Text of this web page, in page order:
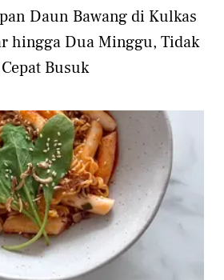
Daun Bawang di Kulkas
hingga Dua Minggu, Tidak
Cepat Busuk